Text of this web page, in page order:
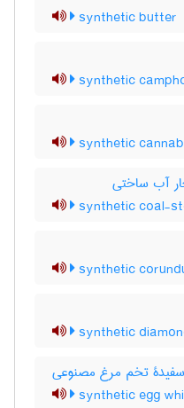
synthetic butter
synthetic
synthetic
آب ساختی
synthetic coal-
synthetic
synthetic
تخم مرغ مصنوعی
synthetic egg